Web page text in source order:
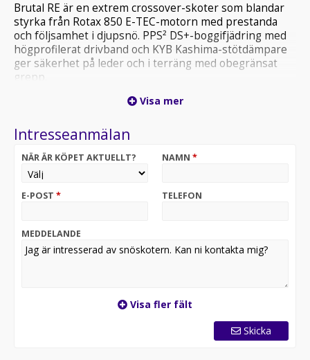
Brutal RE är en extrem crossover-skoter som blandar
styrka från Rotax 850 E-TEC-motorn med prestanda
och följsamhet i djupsnö. PPS² DS+-boggifjädring med
högprofilerat drivband och KYB Kashima-stötdämpare
ger säkerhet på leder och i terräng med obegränsat
grepp.
Boggifjädring: PPS² DS+ KYB 46 Plus Kashima och KYB
Speciella egenskaper: LED-strålkastare Explorer främre
digital display.
byte
Visa mer
Intresseanmälan
NÄR ÄR KÖPET AKTUELLT? NAMN *
E-POST * TELEFON
MEDDELANDE
Visa fler fält
Skicka